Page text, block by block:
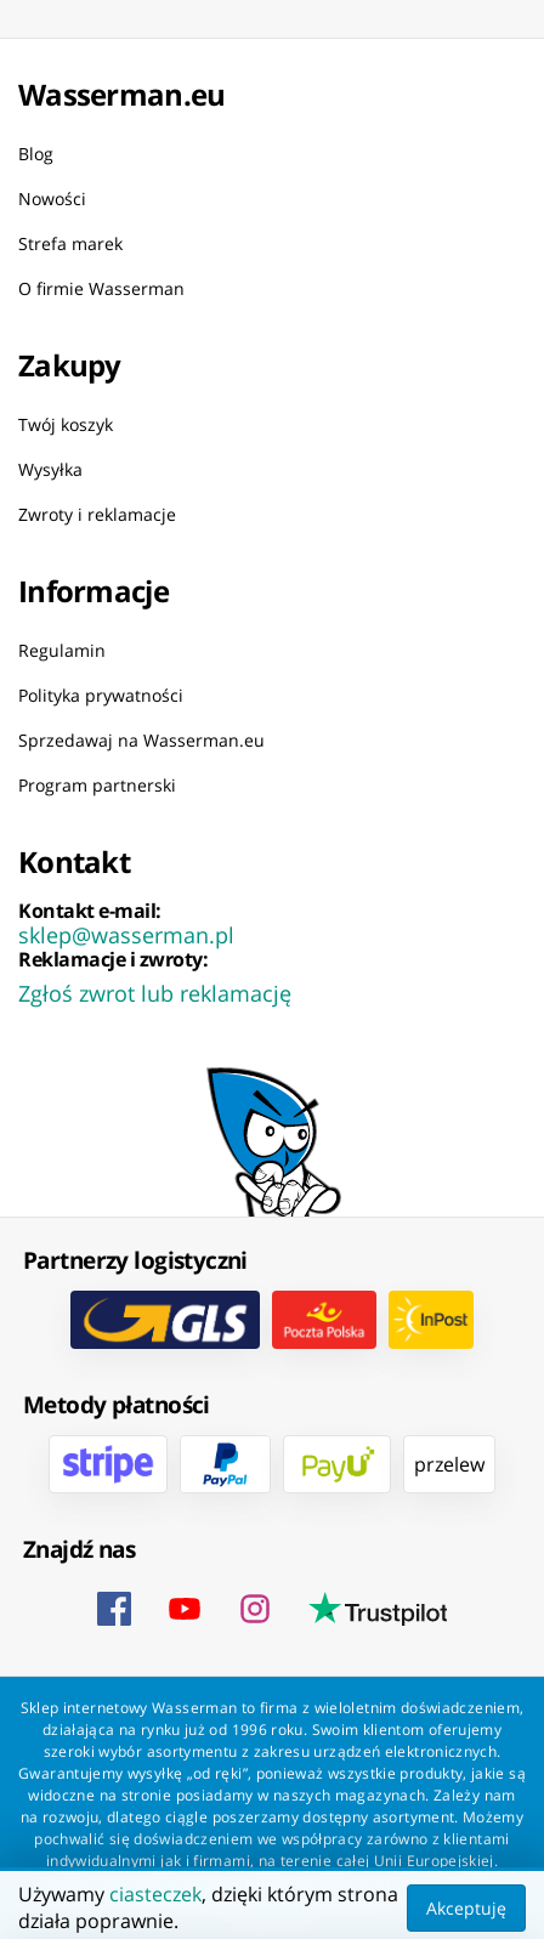
Wasserman.eu
Blog
Nowości
Strefa marek
O firmie Wasserman
Zakupy
Twój koszyk
Wysyłka
Zwroty i reklamacje
Informacje
Regulamin
Polityka prywatności
Sprzedawaj na Wasserman.eu
Program partnerski
Kontakt
Kontakt e-mail:
sklep@wasserman.pl
Reklamacje i zwroty:
Zgłoś zwrot lub reklamację
Partnerzy logistyczni
Metody płatności
przelew
Znajdź nas
Sklep internetowy Wasserman to firma z wieloletnim doświadczeniem,
działająca na rynku już od 1996 roku. Swoim klientom oferujemy
szeroki wybór asortymentu z zakresu urządzeń elektronicznych.
Gwarantujemy wysyłkę „od ręki”, ponieważ wszystkie produkty, jakie są
widoczne na stronie posiadamy w naszych magazynach. Zależy nam
na rozwoju, dlatego ciągle poszerzamy dostępny asortyment. Możemy
pochwalić się doświadczeniem we współpracy zarówno z klientami
indywidualnymi jak i firmami, na terenie całej Unii Europejskiej.
Zapewniamy profesjonalną obsługę każdego klienta oraz szybką i
bezproblemową realizację zamówień. Wasserman - wszystko dla
Używamy ciasteczek, dzięki którym strona
działa poprawnie.
Akceptuję